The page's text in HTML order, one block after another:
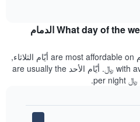
What day of the week has the lowest rates for الدمام
الفنادق المناسبة للعائلات في الدمام are most affordable on أيّام الثلاثاء,
with average nightly rates around 239 ﷼. أيّام الأحد are usually the